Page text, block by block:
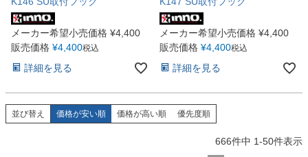
メーカー希望小売価格 ¥4,400
販売価格 ¥4,400税込
詳細を見る
メーカー希望小売価格 ¥4,400
販売価格 ¥4,400税込
詳細を見る
並び替え 価格が安い順 価格が高い順 優先度順
666件中 1-50件表示